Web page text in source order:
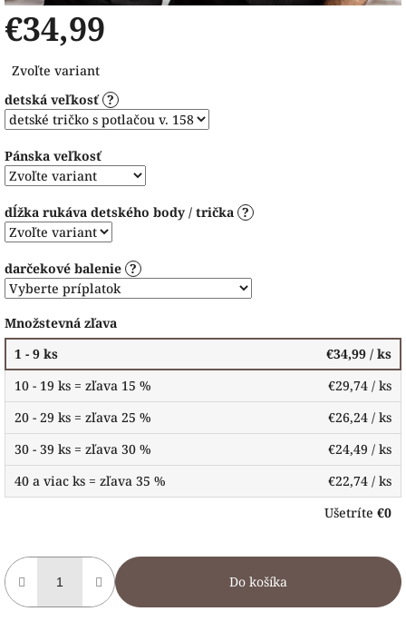
€34,99
cena:
Zvoľte variant
detská veľkosť ?
Pánska veľkosť
dĺžka rukáva detského body / trička ?
darčekové balenie ?
Množstevná zľava
1 - 9 ks
€34,99 / ks
10 - 19 ks = zľava 15 %
€29,74 / ks
20 - 29 ks = zľava 25 %
€26,24 / ks
30 - 39 ks = zľava 30 %
€24,49 / ks
40 a viac ks = zľava 35 %
€22,74 / ks
Ušetríte €0
Do košíka